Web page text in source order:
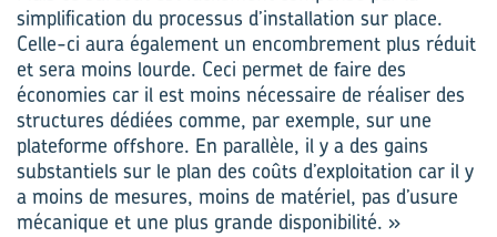
simplification du processus d’installation sur place.
Celle-ci aura également un encombrement plus réduit
et sera moins lourde. Ceci permet de faire des
économies car il est moins nécessaire de réaliser des
structures dédiées comme, par exemple, sur une
plateforme offshore. En parallèle, il y a des gains
substantiels sur le plan des coûts d’exploitation car il y
a moins de mesures, moins de matériel, pas d’usure
mécanique et une plus grande disponibilité. »